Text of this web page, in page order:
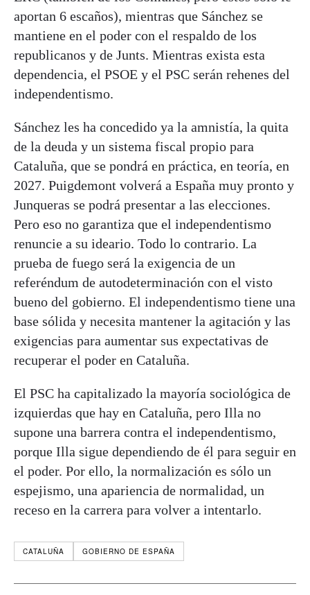
aportan 6 escaños), mientras que Sánchez se
mantiene en el poder con el respaldo de los
republicanos y de Junts. Mientras exista esta
dependencia, el PSOE y el PSC serán rehenes del
independentismo.
Sánchez les ha concedido ya la amnistía, la quita
de la deuda y un sistema fiscal propio para
Cataluña, que se pondrá en práctica, en teoría, en
2027. Puigdemont volverá a España muy pronto y
Junqueras se podrá presentar a las elecciones.
Pero eso no garantiza que el independentismo
renuncie a su ideario. Todo lo contrario. La
prueba de fuego será la exigencia de un
referéndum de autodeterminación con el visto
bueno del gobierno. El independentismo tiene una
base sólida y necesita mantener la agitación y las
exigencias para aumentar sus expectativas de
recuperar el poder en Cataluña.
El PSC ha capitalizado la mayoría sociológica de
izquierdas que hay en Cataluña, pero Illa no
supone una barrera contra el independentismo,
porque Illa sigue dependiendo de él para seguir en
el poder. Por ello, la normalización es sólo un
espejismo, una apariencia de normalidad, un
receso en la carrera para volver a intentarlo.
CATALUÑA GOBIERNO DE ESPAÑA